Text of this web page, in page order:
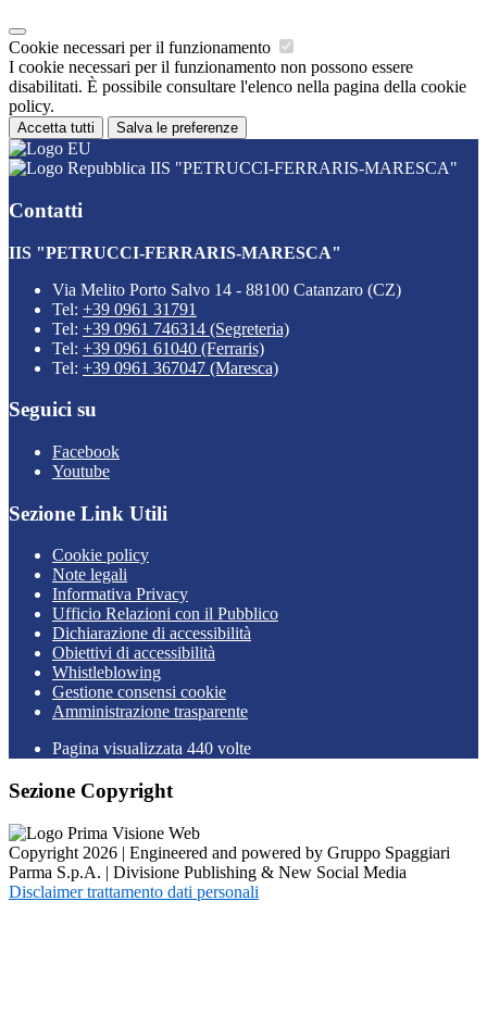
Cookie necessari per il funzionamento
I cookie necessari per il funzionamento non possono essere
disabilitati. È possibile consultare l'elenco nella pagina della cookie
policy.
Accetta tutti Salva le preferenze
IIS "PETRUCCI-FERRARIS-MARESCA"
Contatti
IIS "PETRUCCI-FERRARIS-MARESCA"
Via Melito Porto Salvo 14 - 88100 Catanzaro (CZ)
Tel: +39 0961 31791
Tel: +39 0961 746314 (Segreteria)
Tel: +39 0961 61040 (Ferraris)
Tel: +39 0961 367047 (Maresca)
Seguici su
Facebook
Youtube
Sezione Link Utili
Cookie policy
Note legali
Informativa Privacy
Ufficio Relazioni con il Pubblico
Dichiarazione di accessibilità
Obiettivi di accessibilità
Whistleblowing
Gestione consensi cookie
Amministrazione trasparente
Pagina visualizzata 440 volte
Sezione Copyright
Copyright 2026 | Engineered and powered by Gruppo Spaggiari
Parma S.p.A. | Divisione Publishing & New Social Media
Disclaimer trattamento dati personali